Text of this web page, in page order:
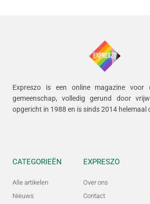
Expreszo is een online magazine voor
gemeenschap, volledig gerund door
opgericht in 1988 en is sinds 2014 helemaal
CATEGORIEËN
Alle artikelen
Nieuws
EXPRESZO
Over ons
Contact